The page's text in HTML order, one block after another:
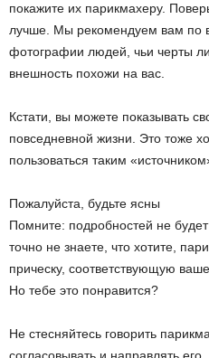
покажите их парикмахеру.
лучше. Мы рекомендуем вам по
фотографии людей, чьи черты
внешность похожи на вас.
Кстати, вы можете показывать
повседневной жизни. Это тоже
пользоваться таким
Пожалуйста, будьте ясны
Помните: подробностей не
точно не знаете, что хотите,
прическу, соответствующую
Но тебе это понравится?
Не стесняйтесь говорить